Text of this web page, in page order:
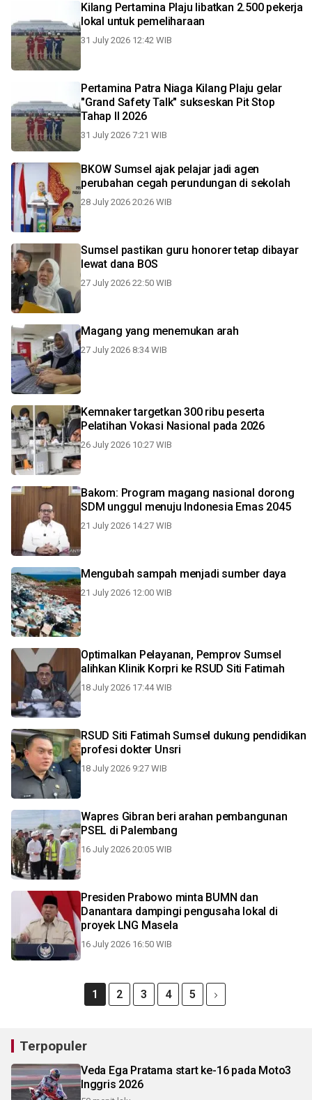
Kilang Pertamina Plaju libatkan 2.500 pekerja
lokal untuk pemeliharaan
31 July 2026 12:42 WIB
Pertamina Patra Niaga Kilang Plaju gelar
"Grand Safety Talk" sukseskan Pit Stop
Tahap II 2026
31 July 2026 7:21 WIB
BKOW Sumsel ajak pelajar jadi agen
perubahan cegah perundungan di sekolah
28 July 2026 20:26 WIB
Sumsel pastikan guru honorer tetap dibayar
lewat dana BOS
27 July 2026 22:50 WIB
Magang yang menemukan arah
27 July 2026 8:34 WIB
Kemnaker targetkan 300 ribu peserta
Pelatihan Vokasi Nasional pada 2026
26 July 2026 10:27 WIB
Bakom: Program magang nasional dorong
SDM unggul menuju Indonesia Emas 2045
21 July 2026 14:27 WIB
Mengubah sampah menjadi sumber daya
21 July 2026 12:00 WIB
Optimalkan Pelayanan, Pemprov Sumsel
alihkan Klinik Korpri ke RSUD Siti Fatimah
18 July 2026 17:44 WIB
RSUD Siti Fatimah Sumsel dukung pendidikan
profesi dokter Unsri
18 July 2026 9:27 WIB
Wapres Gibran beri arahan pembangunan
PSEL di Palembang
16 July 2026 20:05 WIB
Presiden Prabowo minta BUMN dan
Danantara dampingi pengusaha lokal di
proyek LNG Masela
16 July 2026 16:50 WIB
1 2 3 4 5
Terpopuler
Veda Ega Pratama start ke-16 pada Moto3
Inggris 2026